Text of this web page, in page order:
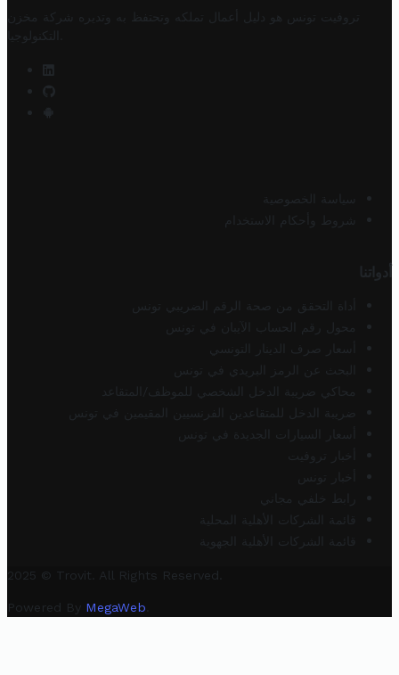
تروفيت تونس هو دليل أعمال تملكه وتحتفظ به وتديره
شركة مخزن
التكنولوجيا
سياسة الخصوصية
شروط وأحكام الاستخدام
أدواتنا
أداة التحقق من صحة الرقم الضريبي تونس
محول رقم الحساب الآيبان في تونس
أسعار صرف الدينار التونسي
البحث عن الرمز البريدي في تونس
محاكي ضريبة الدخل الشخصي للموظف/المتقاعد
ضريبة الدخل للمتقاعدين الفرنسيين المقيمين في تونس
أسعار السيارات الجديدة في تونس
أخبار تروفيت
أخبار تونس
رابط خلفي مجاني
قائمة الشركات الأهلية المحلية
قائمة الشركات الأهلية الجهوية
2025 © Trovit. All Rights Reserved.
Powered By MegaWeb